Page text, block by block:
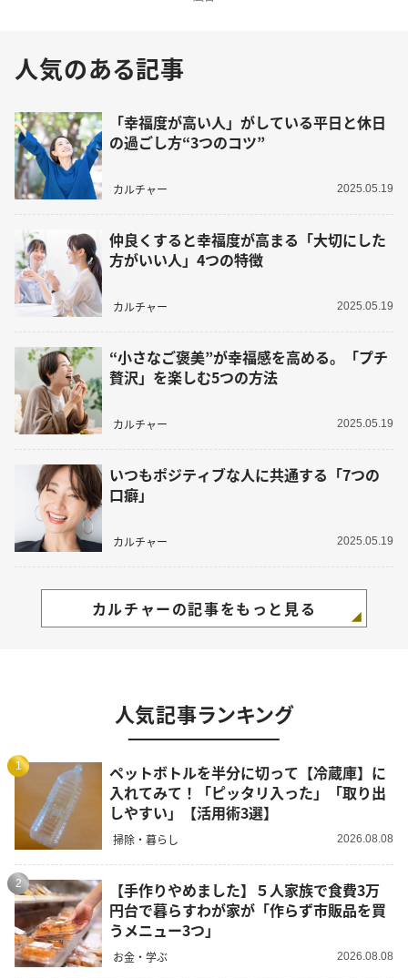
人気のある記事
「幸福度が高い人」がしている平日と休日
の過ごし方“3つのコツ”
カルチャー 2025.05.19
仲良くすると幸福度が高まる「大切にした
方がいい人」4つの特徴
カルチャー 2025.05.19
“小さなご褒美”が幸福感を高める。「プチ
贅沢」を楽しむ5つの方法
カルチャー 2025.05.19
いつもポジティブな人に共通する「7つの
口癖」
カルチャー 2025.05.19
カルチャーの記事をもっと見る
人気記事ランキング
1
ペットボトルを半分に切って【冷蔵庫】に
入れてみて！「ピッタリ入った」「取り出
しやすい」【活用術3選】
掃除・暮らし 2026.08.08
2
【手作りやめました】５人家族で食費3万
円台で暮らすわが家が「作らず市販品を買
うメニュー3つ」
お金・学ぶ 2026.08.08